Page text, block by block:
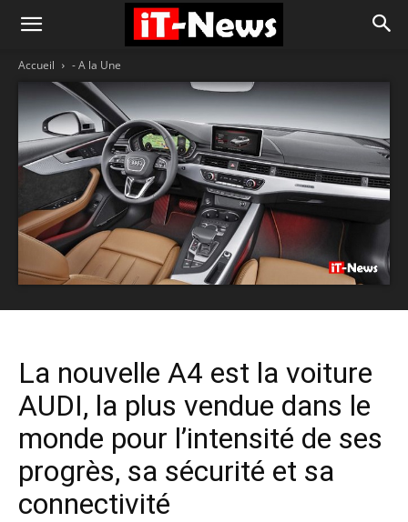
Accueil - A la Une
La nouvelle A4 est la voiture
AUDI, la plus vendue dans le
monde pour l’intensité de ses
progrès, sa sécurité et sa
connectivité